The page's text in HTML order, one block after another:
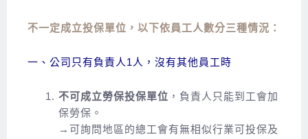
不一定成立投保單位，以下依員工人數分三種情況：
一、公司只有負責人1人，沒有其他員工時
不可成立勞保投保單位 ，負責人只能到工會加
保勞保。
→可詢問地區的總工會有無相似行業可投保及